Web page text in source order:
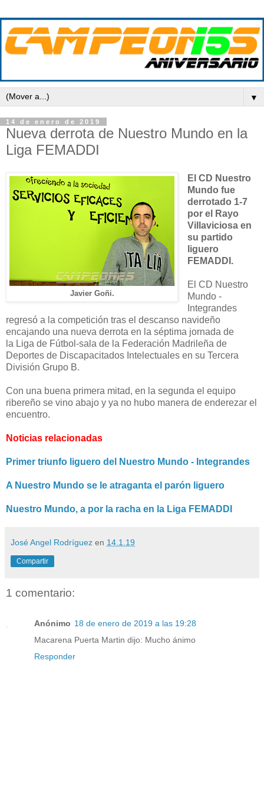
▼
14 de enero de 2019
Nueva derrota de Nuestro Mundo en la
Liga FEMADDI
Javier Goñi.
El CD Nuestro
Mundo fue
derrotado 1-7
por el Rayo
Villaviciosa en
su partido
liguero
FEMADDI.
El CD Nuestro
Mundo -
Integrandes
regresó a la competición tras el descanso navideño
encajando una nueva derrota en la séptima jornada de
la Liga de Fútbol-sala de la Federación Madrileña de
Deportes de Discapacitados Intelectuales en su Tercera
División Grupo B.
Con una buena primera mitad, en la segunda el equipo
ribereño se vino abajo y ya no hubo manera de enderezar el
encuentro.
Noticias relacionadas
Primer triunfo liguero del Nuestro Mundo - Integrandes
A Nuestro Mundo se le atraganta el parón liguero
Nuestro Mundo, a por la racha en la Liga FEMADDI
José Angel Rodríguez en 14.1.19
Compartir
1 comentario:
Anónimo 18 de enero de 2019 a las 19:28
Macarena Puerta Martin dijo: Mucho ánimo
Responder